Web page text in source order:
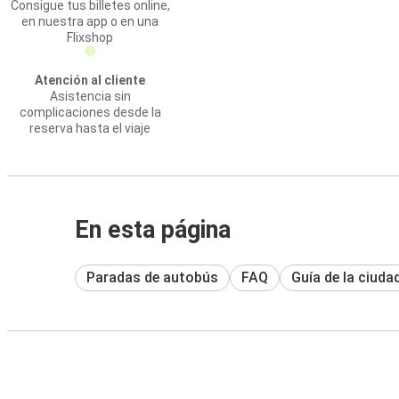
Consigue tus billetes online,
en nuestra app o en una
Flixshop
Atención al cliente
Asistencia sin
complicaciones desde la
reserva hasta el viaje
En esta página
Paradas de autobús FAQ Guía de la